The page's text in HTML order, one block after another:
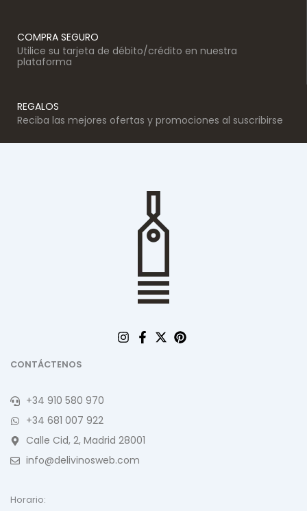
COMPRA SEGURO
Utilice su tarjeta de débito/crédito en nuestra
plataforma
REGALOS
Reciba las mejores ofertas y promociones al suscribirse
CONTÁCTENOS
+34 910 580 970
+34 681 007 922
Calle Cid, 2, Madrid 28001
info@delivinosweb.com
Horario: